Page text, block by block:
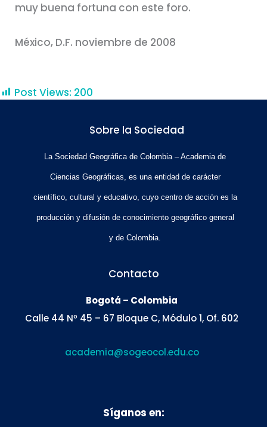
muy buena fortuna con este foro.
México, D.F. noviembre de 2008
Post Views: 200
Sobre la Sociedad
La Sociedad Geográfica de Colombia – Academia de
Ciencias Geográficas, es una entidad de carácter
científico, cultural y educativo, cuyo centro de acción es la
producción y difusión de conocimiento geográfico general
y de Colombia.
Contacto
Bogotá – Colombia
Calle 44 Nº 45 – 67 Bloque C, Módulo 1, Of. 602
academia@sogeocol.edu.co
Síganos en: